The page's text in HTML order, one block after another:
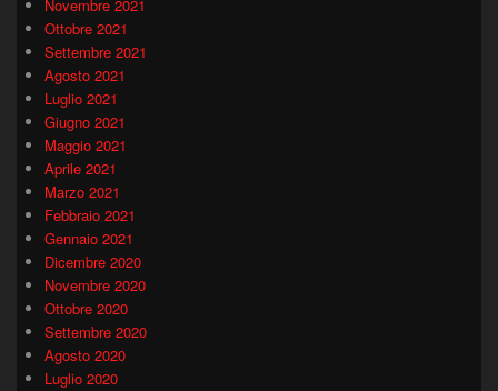
Novembre 2021
Ottobre 2021
Settembre 2021
Agosto 2021
Luglio 2021
Giugno 2021
Maggio 2021
Aprile 2021
Marzo 2021
Febbraio 2021
Gennaio 2021
Dicembre 2020
Novembre 2020
Ottobre 2020
Settembre 2020
Agosto 2020
Luglio 2020